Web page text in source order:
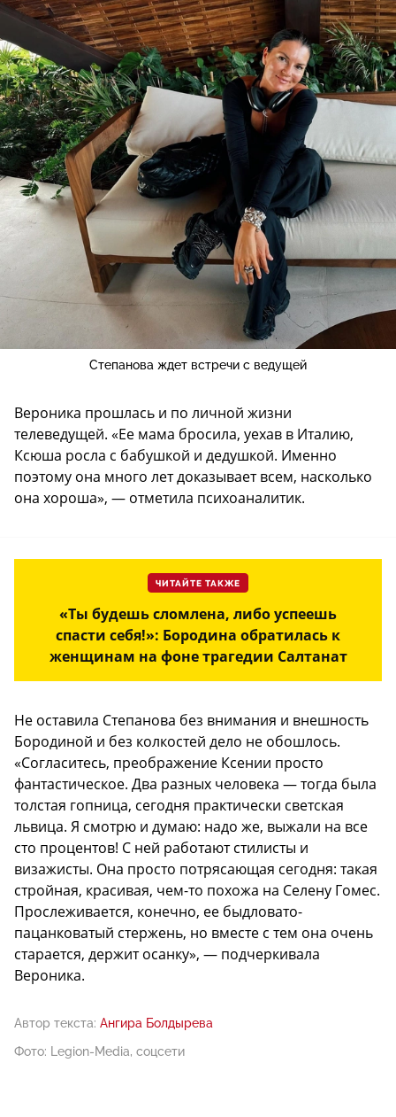
Степанова ждет встречи с ведущей
Вероника прошлась и по личной жизни
телеведущей. «Ее мама бросила, уехав в Италию,
Ксюша росла с бабушкой и дедушкой. Именно
поэтому она много лет доказывает всем, насколько
она хороша», — отметила психоаналитик.
ЧИТАЙТЕ ТАКЖЕ
«Ты будешь сломлена, либо успеешь
спасти себя!»: Бородина обратилась к
женщинам на фоне трагедии Салтанат
Не оставила Степанова без внимания и внешность
Бородиной и без колкостей дело не обошлось.
«Согласитесь, преображение Ксении просто
фантастическое. Два разных человека — тогда была
толстая гопница, сегодня практически светская
львица. Я смотрю и думаю: надо же, выжали на все
сто процентов! С ней работают стилисты и
визажисты. Она просто потрясающая сегодня: такая
стройная, красивая, чем-то похожа на Селену Гомес.
Прослеживается, конечно, ее быдловато-
пацанковатый стержень, но вместе с тем она очень
старается, держит осанку», — подчеркивала
Вероника.
Автор текста: Ангира Болдырева
Фото: Legion-Media, соцсети